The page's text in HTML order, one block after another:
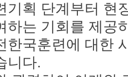
기획 단계부터 현
하는 기회를 제공
한국훈련에 대한
니다.